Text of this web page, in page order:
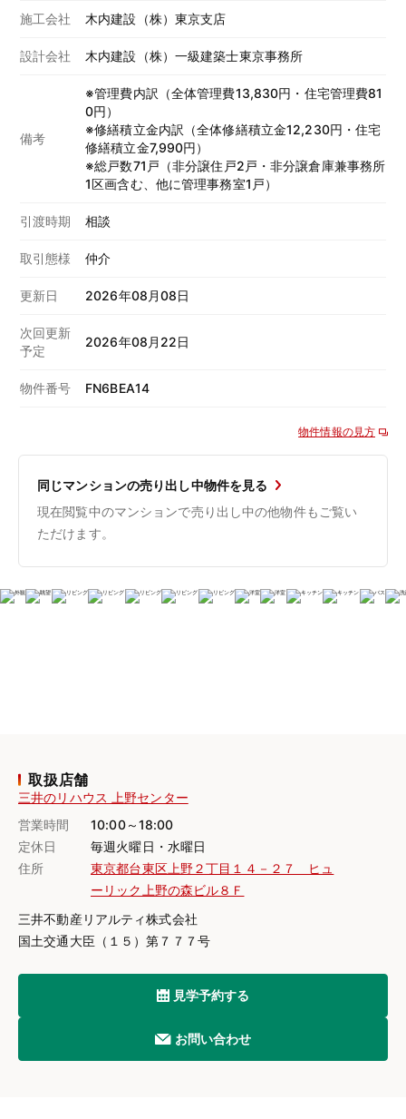
施工会社 木内建設（株）東京支店
設計会社 木内建設（株）一級建築士東京事務所
備考
※管理費内訳（全体管理費13,830円・住宅管理費81
0円）
※修繕積立金内訳（全体修繕積立金12,230円・住宅
修繕積立金7,990円）
※総戸数71戸（非分譲住戸2戸・非分譲倉庫兼事務所
1区画含む、他に管理事務室1戸）
引渡時期 相談
取引態様 仲介
更新日 2026年08月08日
次回更新
予定
2026年08月22日
物件番号 FN6BEA14
物件情報の見方
同じマンションの売り出し中物件を見る
現在閲覧中のマンションで売り出し中の他物件もご覧い
ただけます。
取扱店舗
三井のリハウス 上野センター
営業時間
10:00～18:00
定休日
毎週火曜日・水曜日
住所
東京都台東区上野２丁目１４－２７ ヒュ
ーリック上野の森ビル８Ｆ
三井不動産リアルティ株式会社
国土交通大臣（１５）第７７７号
見学予約する
お問い合わせ